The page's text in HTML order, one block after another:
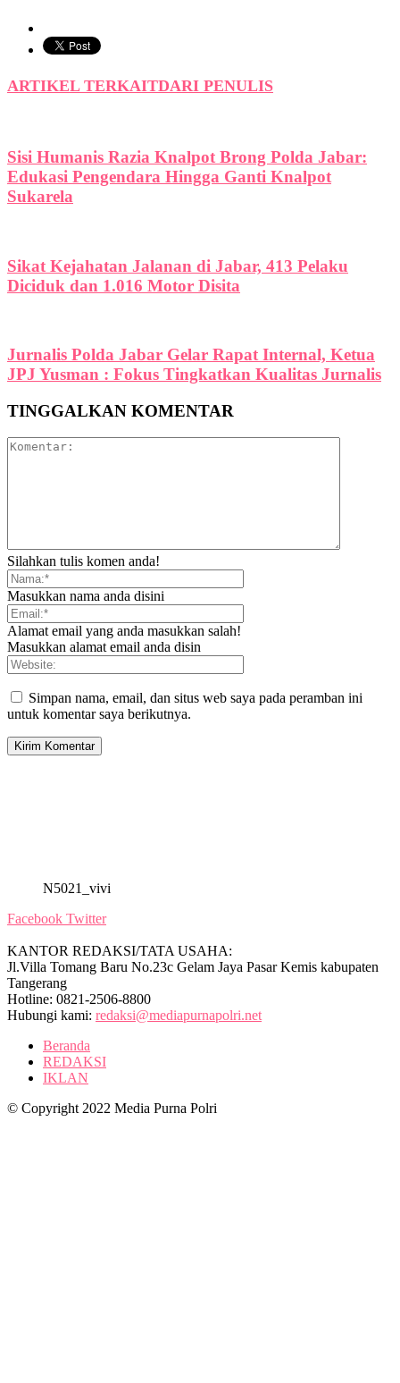
ARTIKEL TERKAITDARI PENULIS
Sisi Humanis Razia Knalpot Brong Polda Jabar:
Edukasi Pengendara Hingga Ganti Knalpot
Sukarela
Sikat Kejahatan Jalanan di Jabar, 413 Pelaku
Diciduk dan 1.016 Motor Disita
Jurnalis Polda Jabar Gelar Rapat Internal, Ketua
JPJ Yusman : Fokus Tingkatkan Kualitas Jurnalis
TINGGALKAN KOMENTAR
Silahkan tulis komen anda!
Masukkan nama anda disini
Alamat email yang anda masukkan salah!
Masukkan alamat email anda disin
Simpan nama, email, dan situs web saya pada peramban ini
untuk komentar saya berikutnya.
N5021_vivi
Facebook Twitter
KANTOR REDAKSI/TATA USAHA:
Jl.Villa Tomang Baru No.23c Gelam Jaya Pasar Kemis kabupaten
Tangerang
Hotline: 0821-2506-8800
Hubungi kami: redaksi@mediapurnapolri.net
Beranda
REDAKSI
IKLAN
© Copyright 2022 Media Purna Polri